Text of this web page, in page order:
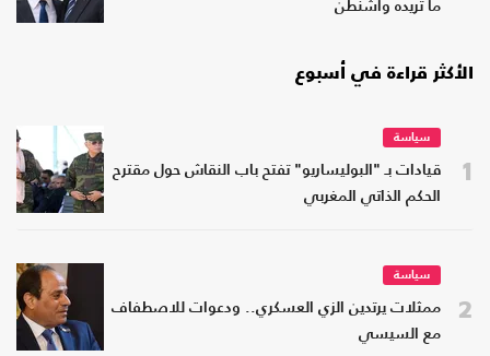
ما تريده واشنطن
الأكثر قراءة في أسبوع
1
سياسة
قيادات بـ "البوليساريو" تفتح باب النقاش حول مقترح
الحكم الذاتي المغربي
2
سياسة
ممثلات يرتدين الزي العسكري.. ودعوات للاصطفاف
مع السيسي